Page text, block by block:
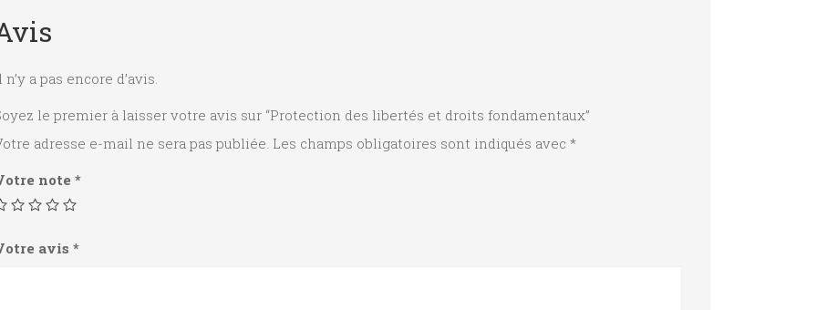
n’y a pas encore d’avis.
le premier à laisser votre avis sur “Protection des libertés et droits fondamentaux”
adresse e-mail ne sera pas publiée. Les champs obligatoires sont indiqués avec *
note *
avis *